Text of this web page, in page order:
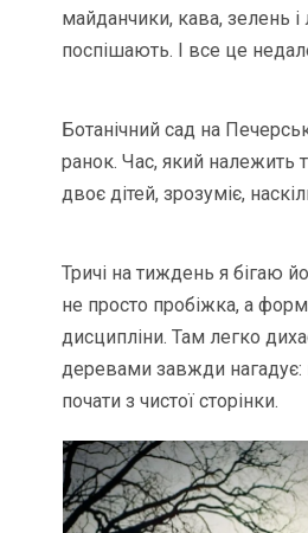
майданчики, кава, зелень
поспішають. І все це
Ботанічний сад на
ранок. Час, який належить
двоє дітей, зрозуміє,
Тричі на тиждень я бігаю
не просто пробіжка, а
дисципліни. Там легко
деревами завжди
почати з чистої сторінки.